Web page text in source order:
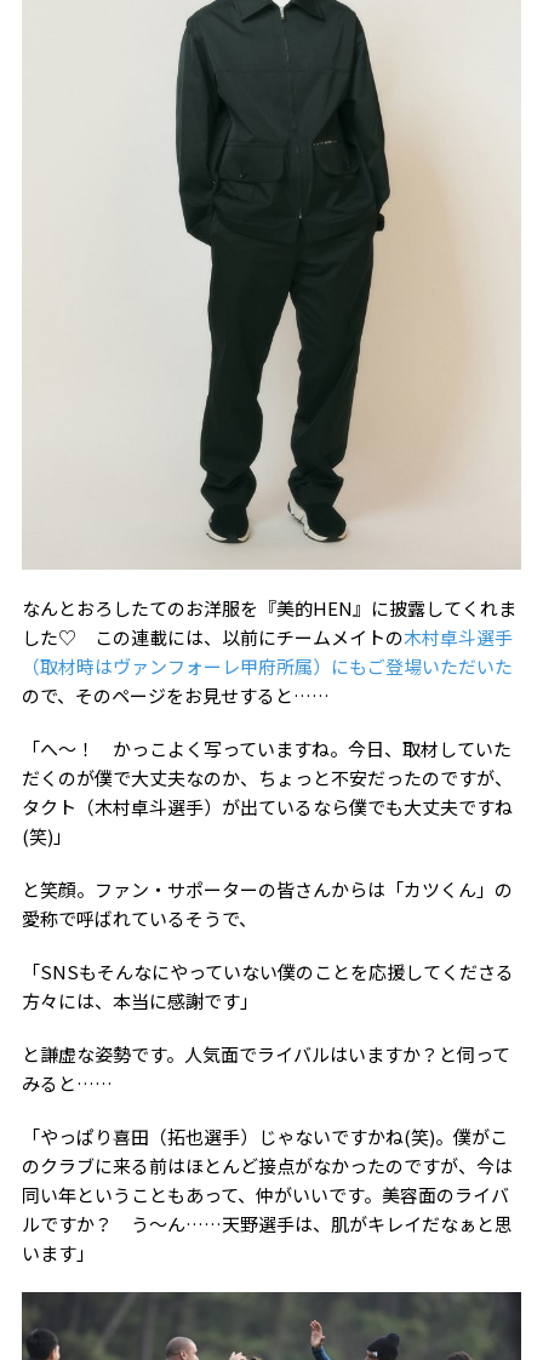
なんとおろしたてのお洋服を『美的HEN』に披露してくれま
した♡ この連載には、以前にチームメイトの木村卓斗選手
（取材時はヴァンフォーレ甲府所属）にもご登場いただいた
ので、そのページをお見せすると……
「へ～！ かっこよく写っていますね。今日、取材していた
だくのが僕で大丈夫なのか、ちょっと不安だったのですが、
タクト（木村卓斗選手）が出ているなら僕でも大丈夫ですね
(笑) 」
と笑顔。ファン・サポーターの皆さんからは「カツくん」の
愛称で呼ばれているそうで、
「SNSもそんなにやっていない僕のことを応援してくださる
方々には、本当に感謝です」
と謙虚な姿勢です。人気面でライバルはいますか？と伺って
みると……
「やっぱり喜田（拓也選手）じゃないですかね(笑)。僕がこ
のクラブに来る前はほとんど接点がなかったのですが、今は
同い年ということもあって、仲がいいです。美容面のライバ
ルですか？ う～ん……天野選手は、肌がキレイだなぁと思
います」